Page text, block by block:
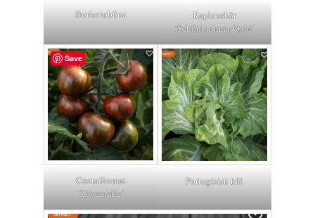
Borlottoböna
Kapkrusbär
´Schönbrunner Gold´
Coctailtomat
´Zebranelle´
Portugisisk kål
Save